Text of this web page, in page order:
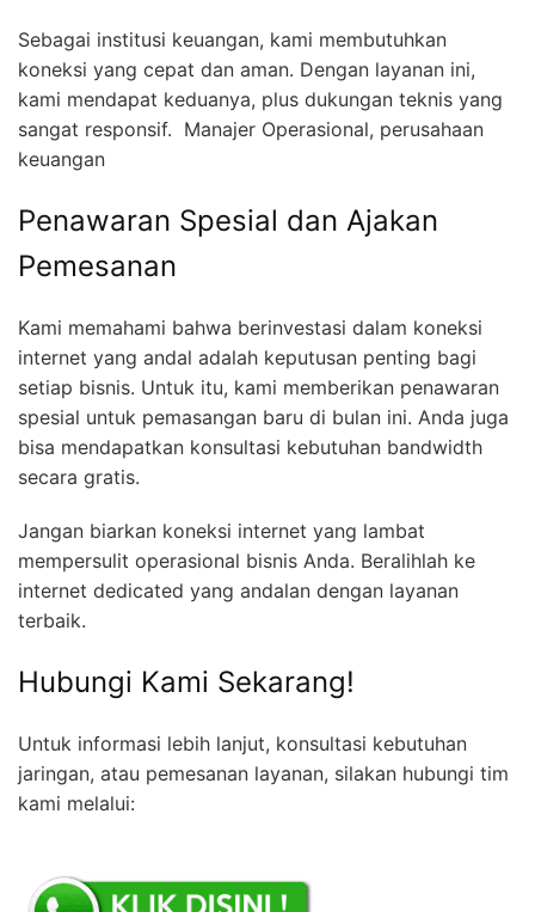
Sebagai institusi keuangan, kami membutuhkan
koneksi yang cepat dan aman. Dengan layanan ini,
kami mendapat keduanya, plus dukungan teknis yang
sangat responsif.  Manajer Operasional, perusahaan
keuangan
Penawaran Spesial dan Ajakan
Pemesanan
Kami memahami bahwa berinvestasi dalam koneksi
internet yang andal adalah keputusan penting bagi
setiap bisnis. Untuk itu, kami memberikan penawaran
spesial untuk pemasangan baru di bulan ini. Anda juga
bisa mendapatkan konsultasi kebutuhan bandwidth
secara gratis.
Jangan biarkan koneksi internet yang lambat
mempersulit operasional bisnis Anda. Beralihlah ke
internet dedicated yang andalan dengan layanan
terbaik.
Hubungi Kami Sekarang!
Untuk informasi lebih lanjut, konsultasi kebutuhan
jaringan, atau pemesanan layanan, silakan hubungi tim
kami melalui: